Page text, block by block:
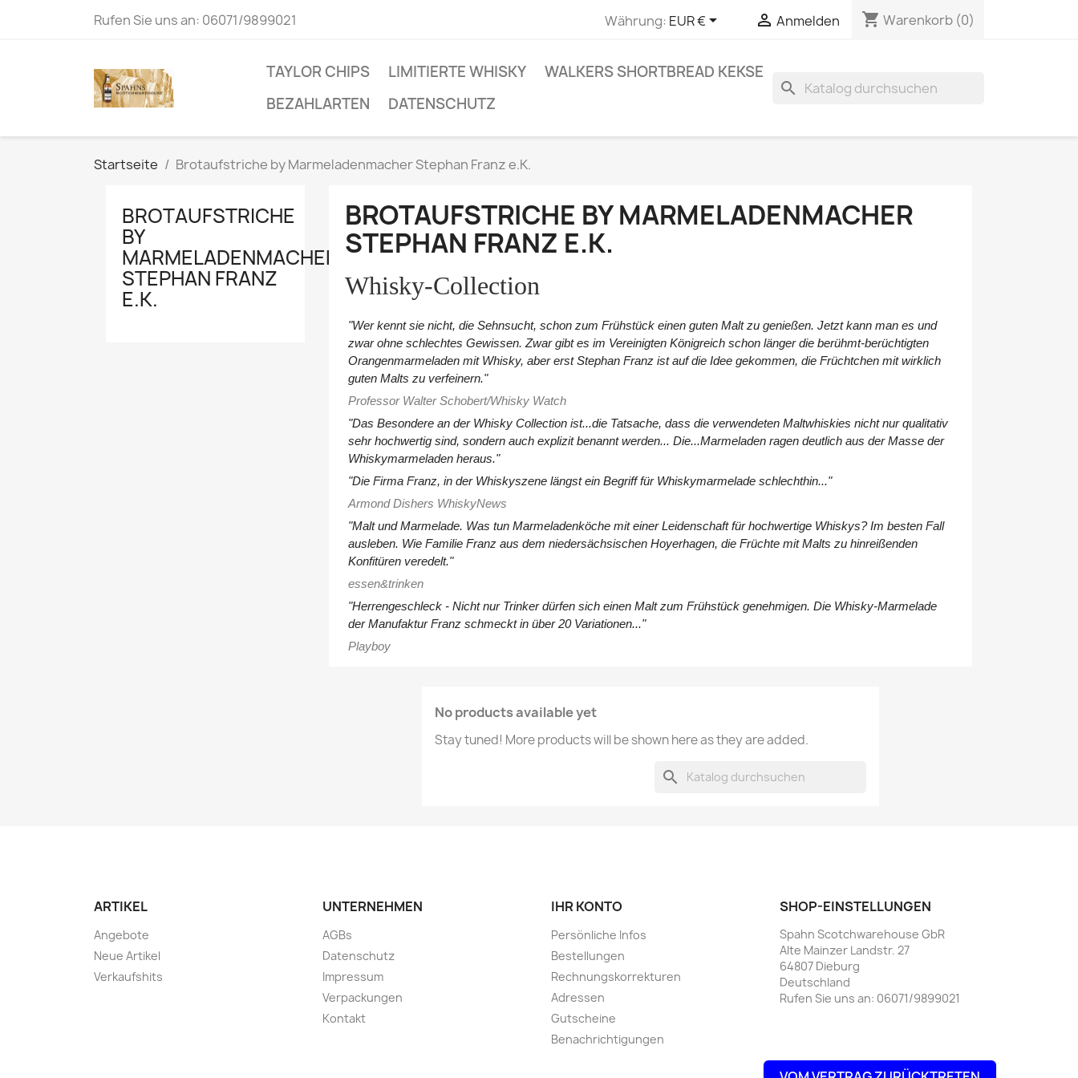
Rufen Sie uns an: 06071/9899021 Währung: EUR €  Anmelden shopping_cart Warenkorb (0)
TAYLOR CHIPS LIMITIERTE WHISKY
WALKERS SHORTBREAD KEKSE
BEZAHLARTEN
DATENSCHUTZ
search
Startseite Brotaufstriche by Marmeladenmacher Stephan Franz e.K.
BROTAUFSTRICHE
BY
MARMELADENMACHER
STEPHAN FRANZ
E.K.
BROTAUFSTRICHE BY MARMELADENMACHER
STEPHAN FRANZ E.K.
Whisky-Collection
"Wer kennt sie nicht, die Sehnsucht, schon zum Frühstück einen guten Malt zu genießen. Jetzt kann man es und
zwar ohne schlechtes Gewissen. Zwar gibt es im Vereinigten Königreich schon länger die berühmt-berüchtigten
Orangenmarmeladen mit Whisky, aber erst Stephan Franz ist auf die Idee gekommen, die Früchtchen mit wirklich
guten Malts zu verfeinern."
Professor Walter Schobert/Whisky Watch
"Das Besondere an der Whisky Collection ist...die Tatsache, dass die verwendeten Maltwhiskies nicht nur qualitativ
sehr hochwertig sind, sondern auch explizit benannt werden... Die...Marmeladen ragen deutlich aus der Masse der
Whiskymarmeladen heraus."
"Die Firma Franz, in der Whiskyszene längst ein Begriff für Whiskymarmelade schlechthin..."
Armond Dishers WhiskyNews
"Malt und Marmelade. Was tun Marmeladenköche mit einer Leidenschaft für hochwertige Whiskys? Im besten Fall
ausleben. Wie Familie Franz aus dem niedersächsischen Hoyerhagen, die Früchte mit Malts zu hinreißenden
Konfitüren veredelt."
essen&trinken
"Herrengeschleck - Nicht nur Trinker dürfen sich einen Malt zum Frühstück genehmigen. Die Whisky-Marmelade
der Manufaktur Franz schmeckt in über 20 Variationen..."
Playboy
No products available yet
Stay tuned! More products will be shown here as they are added.
search
ARTIKEL
Angebote
Neue Artikel
Verkaufshits
UNTERNEHMEN
AGBs
Datenschutz
Impressum
Verpackungen
Kontakt
IHR KONTO
Persönliche Infos
Bestellungen
Rechnungskorrekturen
Adressen
Gutscheine
Benachrichtigungen
SHOP-EINSTELLUNGEN
Spahn Scotchwarehouse GbR
Alte Mainzer Landstr. 27
64807 Dieburg
Deutschland
Rufen Sie uns an: 06071/9899021